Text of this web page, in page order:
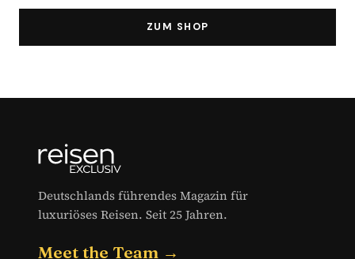
ZUM SHOP
Deutschlands führendes Magazin für
luxuriöses Reisen. Seit 25 Jahren.
Meet the Team →